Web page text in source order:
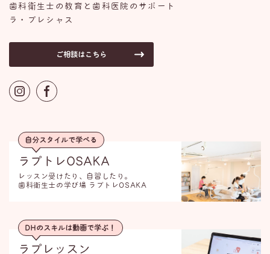
歯科衛生士の教育と歯科医院のサポート
ラ・プレシャス
ご相談はこちら
ラプトレOSAKA
レッスン受けたり、自習したり。
歯科衛生士の学び場 ラプトレOSAKA
自分スタイルで学べる
ラプレッスン
DHのスキルは動画で学ぶ！